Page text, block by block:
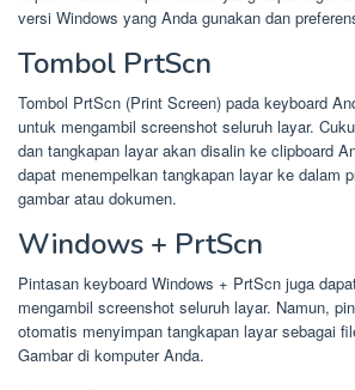
versi Windows yang Anda gunakan dan
Tombol PrtScn
Tombol PrtScn (Print Screen) pada keyboard
untuk mengambil screenshot seluruh layar.
dan tangkapan layar akan disalin ke clipboard
dapat menempelkan tangkapan layar ke dalam
gambar atau dokumen.
Windows + PrtScn
Pintasan keyboard Windows + PrtScn juga
mengambil screenshot seluruh layar. Namun,
otomatis menyimpan tangkapan layar sebagai
Gambar di komputer Anda.